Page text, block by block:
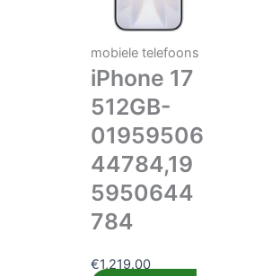
mobiele telefoons
iPhone 17
512GB-
01959506
44784,19
5950644
784
€1,219.00